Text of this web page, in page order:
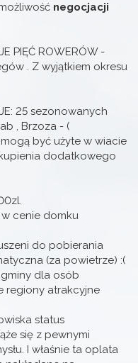
negocjacji
PIĘĆ ROWERÓW -
. Z wyjątkiem okresu
25 sezonowanych
, Brzoza - (
być użyte w wiacie
dodatkowego
cenie domku
do pobierania
(za powietrze) :(
dla osób
regiony atrakcyjne
status
się z pewnymi
I właśnie ta oplata